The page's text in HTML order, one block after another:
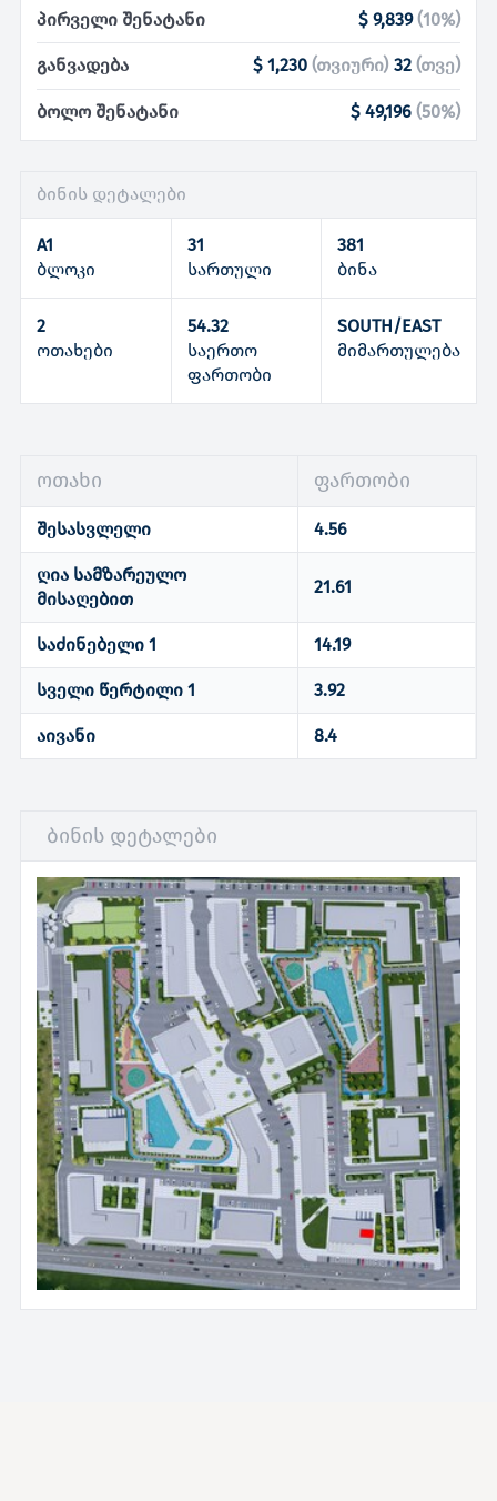
პირველი შენატანი $ 9,839 (10%)
განვადება $ 1,230 (თვიური) 32(თვე)
ბოლო შენატანი $ 49,196 (50%)
ბინის დეტალები
A1
ბლოკი
31
სართული
381
ბინა
2
ოთახები
54.32
საერთო
ფართობი
SOUTH/EAST
მიმართულება
ოთახი ფართობი
შესასვლელი 4.56
ღია სამზარეულო
მისაღებით
21.61
საძინებელი 1 14.19
სველი წერტილი 1 3.92
აივანი 8.4
ბინის დეტალები